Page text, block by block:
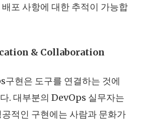
포 사항에 대한 추적이 가능합
& Collaboration
구현은 도구를 연결하는 것에
. 대부분의 DevOps 실무자는
적인 구현에는 사람과 문화가